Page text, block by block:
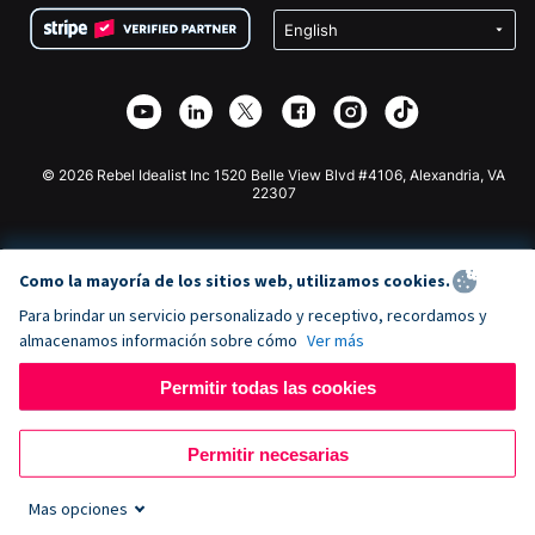
Privacidad
Asociación de afiliados
Recaudación de fondos para escuelas
Plugin de donaciones de Wix
Aplicación de donaciones de Webflow
Donaciones de Joomla
© 2026 Rebel Idealist Inc 1520 Belle View Blvd #4106, Alexandria, VA
22307
Como la mayoría de los sitios web, utilizamos cookies.
Para brindar un servicio personalizado y receptivo, recordamos y
almacenamos información sobre cómo Ver más
Permitir todas las cookies
Permitir necesarias
Mas opciones